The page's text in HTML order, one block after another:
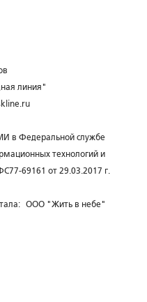
линия"
в Федеральной службе
технологий и
69161 от 29.03.2017 г.
ООО "Жить в небе"